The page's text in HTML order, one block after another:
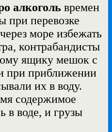
алкоголь времен
при перевозке
море избежать
контрабандисты
ящику мешок с
при приближении
их в воду.
содержимое
в воде, и грузы